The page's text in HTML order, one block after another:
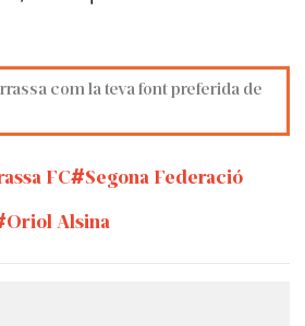
com la teva font preferida de
FC Segona Federació
Oriol Alsina